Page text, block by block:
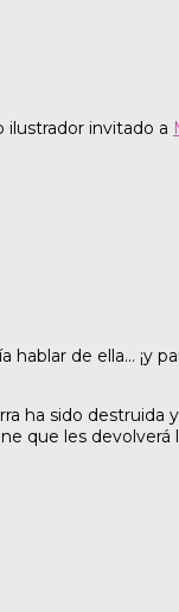
ilustrador invitado a
hablar de ella… ¡y
ha sido destruida
que les